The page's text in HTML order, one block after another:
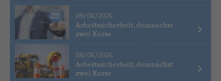
09/06/2026
Arbeitssicherheit, demnächst
zwei Kurse
04/06/2026
Arbeitssicherheit, demnächst
zwei Kurse